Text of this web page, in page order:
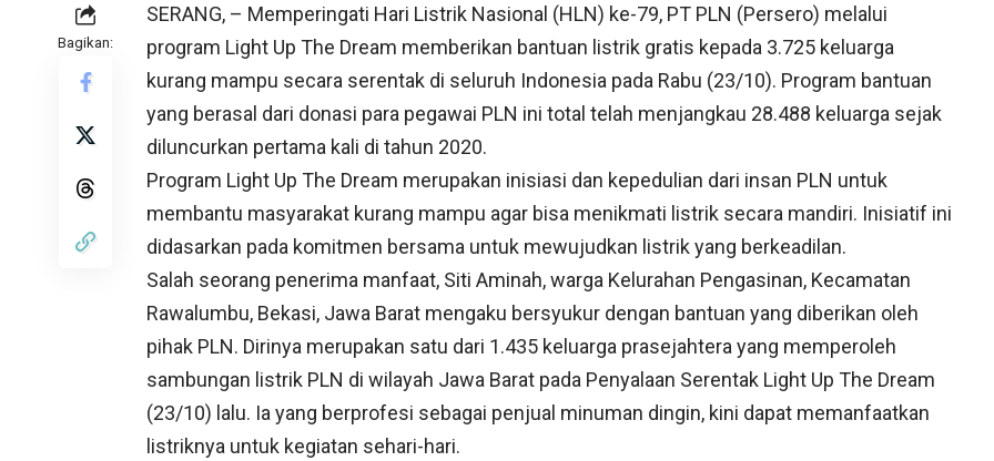
Bagikan:
SERANG, – Memperingati Hari Listrik Nasional (HLN) ke-79, PT PLN (Persero) melalui
program Light Up The Dream memberikan bantuan listrik gratis kepada 3.725 keluarga
kurang mampu secara serentak di seluruh Indonesia pada Rabu (23/10). Program bantuan
yang berasal dari donasi para pegawai PLN ini total telah menjangkau 28.488 keluarga sejak
diluncurkan pertama kali di tahun 2020.
Program Light Up The Dream merupakan inisiasi dan kepedulian dari insan PLN untuk
membantu masyarakat kurang mampu agar bisa menikmati listrik secara mandiri. Inisiatif ini
didasarkan pada komitmen bersama untuk mewujudkan listrik yang berkeadilan.
Salah seorang penerima manfaat, Siti Aminah, warga Kelurahan Pengasinan, Kecamatan
Rawalumbu, Bekasi, Jawa Barat mengaku bersyukur dengan bantuan yang diberikan oleh
pihak PLN. Dirinya merupakan satu dari 1.435 keluarga prasejahtera yang memperoleh
sambungan listrik PLN di wilayah Jawa Barat pada Penyalaan Serentak Light Up The Dream
(23/10) lalu. Ia yang berprofesi sebagai penjual minuman dingin, kini dapat memanfaatkan
listriknya untuk kegiatan sehari-hari.